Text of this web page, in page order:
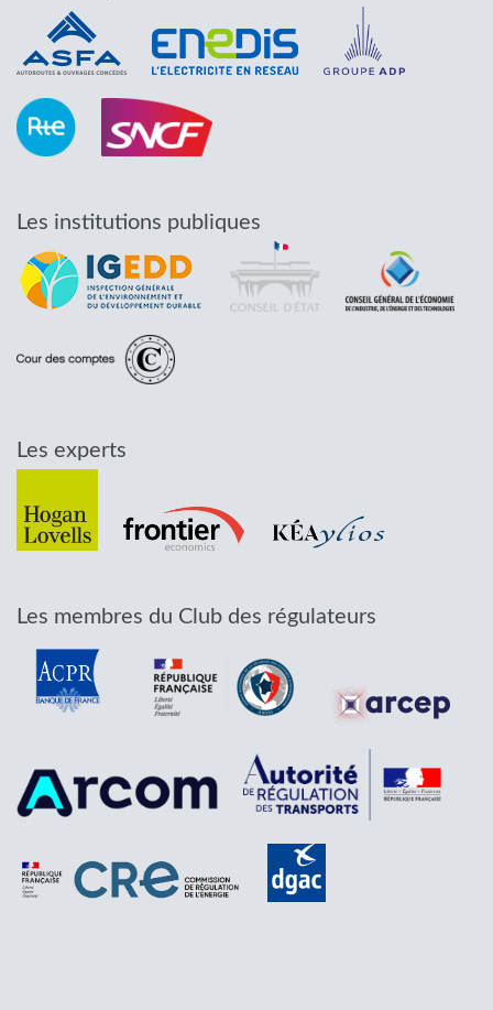
Les institutions publiques
Les experts
Les membres du Club des régulateurs